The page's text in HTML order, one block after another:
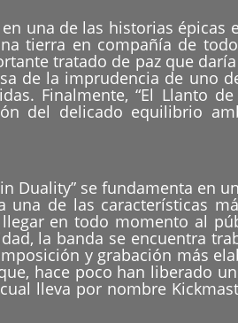
una de las historias épicas
tierra en compañía de
tratado de paz que
de la imprudencia de uno
Finalmente, “El Llanto
del delicado equilibrio
Duality” se fundamenta en
de las características
en todo momento al
la banda se encuentra
y grabación más
hace poco han liberado
lleva por nombre